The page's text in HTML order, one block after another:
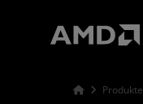
Produkte